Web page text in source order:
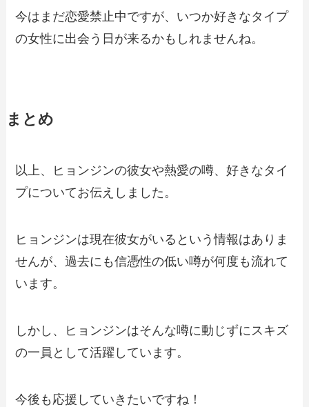
今はまだ恋愛禁止中ですが、いつか好きなタイプ
の女性に出会う日が来るかもしれませんね。
まとめ
以上、ヒョンジンの彼女や熱愛の噂、好きなタイ
プについてお伝えしました。
ヒョンジンは現在彼女がいるという情報はありま
せんが、過去にも信憑性の低い噂が何度も流れて
います。
しかし、ヒョンジンはそんな噂に動じずにスキズ
の一員として活躍しています。
今後も応援していきたいですね！